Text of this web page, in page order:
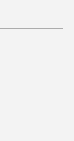
想以上に快適。